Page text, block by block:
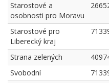
Starostové a
osobnosti pro Moravu
Starostové pro
Liberecký kraj
Strana zelených
Svobodní